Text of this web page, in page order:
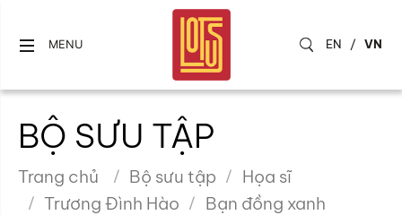
MENU EN / VN
BỘ SƯU TẬP
Trang chủ Bộ sưu tập
Họa sĩ
Trương Đình Hào
Bạn đồng xanh